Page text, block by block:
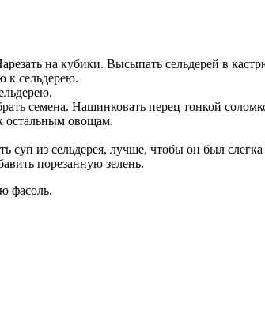
на кубики. Высыпать сельдерей в
к сельдерею.
семена. Нашинковать перец тонкой
остальным овощам.
суп из сельдерея, лучше, чтобы он был
порезанную зелень.
фасоль.